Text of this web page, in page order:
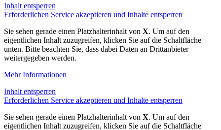
Inhalt entsperren
Erforderlichen Service akzeptieren und Inhalte entsperren
Sie sehen gerade einen Platzhalterinhalt von X. Um auf den
eigentlichen Inhalt zuzugreifen, klicken Sie auf die Schaltfläche
unten. Bitte beachten Sie, dass dabei Daten an Drittanbieter
weitergegeben werden.
Mehr Informationen
Inhalt entsperren
Erforderlichen Service akzeptieren und Inhalte entsperren
Sie sehen gerade einen Platzhalterinhalt von X. Um auf den
eigentlichen Inhalt zuzugreifen, klicken Sie auf die Schaltfläche